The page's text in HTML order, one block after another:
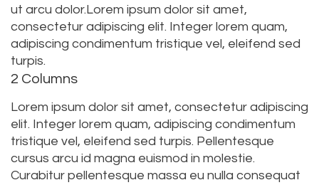
ut arcu dolor.Lorem ipsum dolor sit amet,
consectetur adipiscing elit. Integer lorem quam,
adipiscing condimentum tristique vel, eleifend sed
turpis.
2 Columns
Lorem ipsum dolor sit amet, consectetur adipiscing
elit. Integer lorem quam, adipiscing condimentum
tristique vel, eleifend sed turpis. Pellentesque
cursus arcu id magna euismod in molestie.
Curabitur pellentesque massa eu nulla consequat